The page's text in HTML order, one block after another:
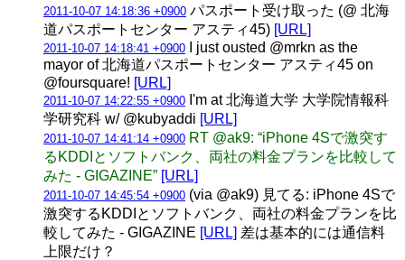
2011-10-07 14:18:36 +0900 パスポート受け取った (@ 北海
道パスポートセンター アスティ45) [URL]
2011-10-07 14:18:41 +0900 I just ousted @mrkn as the
mayor of 北海道パスポートセンター アスティ45 on
@foursquare! [URL]
2011-10-07 14:22:55 +0900 I'm at 北海道大学 大学院情報科
学研究科 w/ @kubyaddi [URL]
2011-10-07 14:41:14 +0900 RT @ak9: “iPhone 4Sで激突す
るKDDIとソフトバンク、両社の料金プランを比較して
みた - GIGAZINE” [URL]
2011-10-07 14:45:54 +0900 (via @ak9) 見てる: iPhone 4Sで
激突するKDDIとソフトバンク、両社の料金プランを比
較してみた - GIGAZINE [URL] 差は基本的には通信料
上限だけ？